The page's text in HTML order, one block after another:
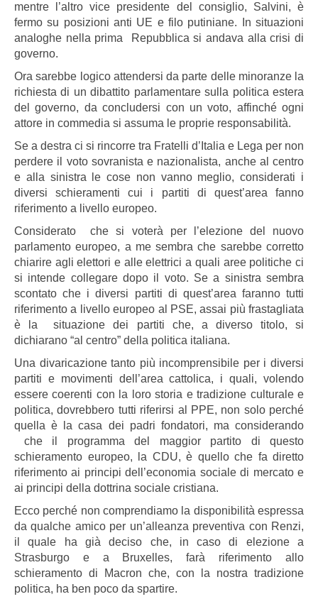
mentre l’altro vice presidente del consiglio, Salvini, è
fermo su posizioni anti UE e filo putiniane. In situazioni
analoghe nella prima Repubblica si andava alla crisi di
governo.
Ora sarebbe logico attendersi da parte delle minoranze la
richiesta di un dibattito parlamentare sulla politica estera
del governo, da concludersi con un voto, affinché ogni
attore in commedia si assuma le proprie responsabilità.
Se a destra ci si rincorre tra Fratelli d’Italia e Lega per non
perdere il voto sovranista e nazionalista, anche al centro
e alla sinistra le cose non vanno meglio, considerati i
diversi schieramenti cui i partiti di quest’area fanno
riferimento a livello europeo.
Considerato che si voterà per l’elezione del nuovo
parlamento europeo, a me sembra che sarebbe corretto
chiarire agli elettori e alle elettrici a quali aree politiche ci
si intende collegare dopo il voto. Se a sinistra sembra
scontato che i diversi partiti di quest’area faranno tutti
riferimento a livello europeo al PSE, assai più frastagliata
è la situazione dei partiti che, a diverso titolo, si
dichiarano “al centro” della politica italiana.
Una divaricazione tanto più incomprensibile per i diversi
partiti e movimenti dell’area cattolica, i quali, volendo
essere coerenti con la loro storia e tradizione culturale e
politica, dovrebbero tutti riferirsi al PPE, non solo perché
quella è la casa dei padri fondatori, ma considerando
che il programma del maggior partito di questo
schieramento europeo, la CDU, è quello che fa diretto
riferimento ai principi dell’economia sociale di mercato e
ai principi della dottrina sociale cristiana.
Ecco perché non comprendiamo la disponibilità espressa
da qualche amico per un’alleanza preventiva con Renzi,
il quale ha già deciso che, in caso di elezione a
Strasburgo e a Bruxelles, farà riferimento allo
schieramento di Macron che, con la nostra tradizione
politica, ha ben poco da spartire.